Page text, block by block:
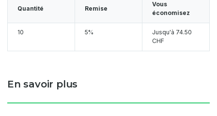
Quantité Remise
Vous
économisez
10 5% Jusqu'à 74.50
CHF
En savoir plus